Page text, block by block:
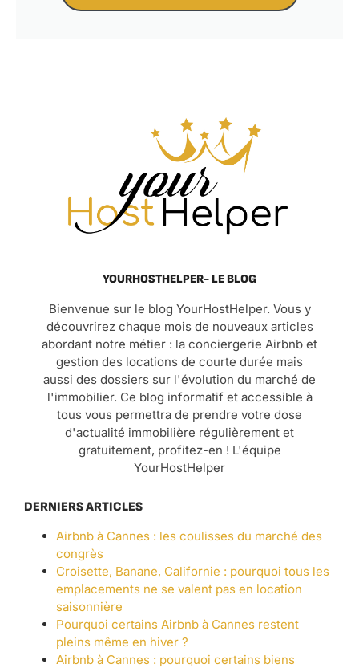
YOURHOSTHELPER- LE BLOG
Bienvenue sur le blog YourHostHelper. Vous y
découvrirez chaque mois de nouveaux articles
abordant notre métier : la conciergerie Airbnb et
gestion des locations de courte durée mais
aussi des dossiers sur l'évolution du marché de
l'immobilier. Ce blog informatif et accessible à
tous vous permettra de prendre votre dose
d'actualité immobilière régulièrement et
gratuitement, profitez-en ! L'équipe
YourHostHelper
DERNIERS ARTICLES
Airbnb à Cannes : les coulisses du marché des
congrès
Croisette, Banane, Californie : pourquoi tous les
emplacements ne se valent pas en location
saisonnière
Pourquoi certains Airbnb à Cannes restent
pleins même en hiver ?
Airbnb à Cannes : pourquoi certains biens